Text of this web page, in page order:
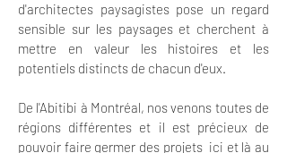
d'architectes paysagistes pose un regard
sensible sur les paysages et cherchent à
mettre en valeur les histoires et les
potentiels distincts de chacun d'eux.
De l'Abitibi à Montréal, nos venons toutes de
régions différentes et il est précieux de
pouvoir faire germer des projets ici et là au